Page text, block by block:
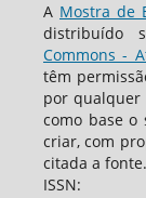
A Mostra de
distribuído
Commons -
têm
por qualquer
como base o
criar, com
citada a fonte.
ISSN: